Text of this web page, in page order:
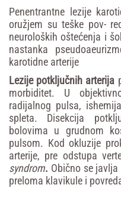
Penentrantne lezije
oružjem su teške pov-
neuroloških oštećenja i
nastanka
karotidne arterije
Lezije potključnih arterija
morbiditet. U
radijalnog pulsa,
spleta. Disekcija
bolovima u grudnom
pulsom. Kod okluzije
arterije, pre odstupa
syndrom. Obično se
preloma klavikule i